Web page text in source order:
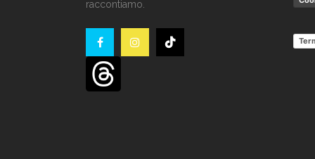
raccontiamo.